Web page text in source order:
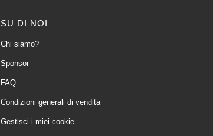
SU DI NOI
Chi siamo?
Sponsor
FAQ
Condizioni generali di vendita
Gestisci i miei cookie